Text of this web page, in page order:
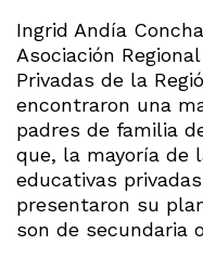
Ingrid Andía
Asociación
Privadas de la
encontraron una
padres de familia
que, la mayoría de
educativas
presentaron su
son de secundaria